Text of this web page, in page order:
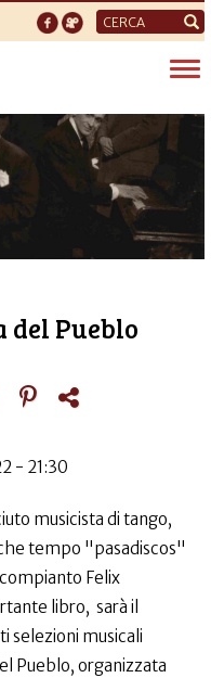
Form
di
ricerca
del Pueblo
- 21:30
musicista di tango,
tempo "pasadiscos"
Felix
libro, sarà il
selezioni musicali
Pueblo, organizzata